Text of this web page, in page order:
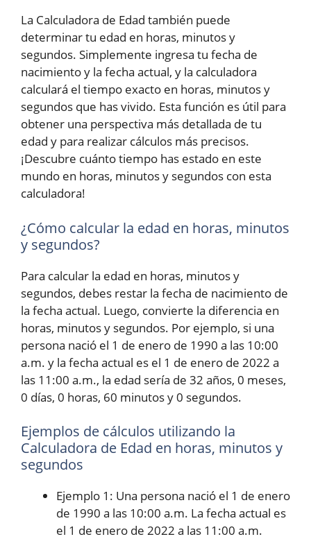
La Calculadora de Edad también puede
determinar tu edad en horas, minutos y
segundos. Simplemente ingresa tu fecha de
nacimiento y la fecha actual, y la calculadora
calculará el tiempo exacto en horas, minutos y
segundos que has vivido. Esta función es útil para
obtener una perspectiva más detallada de tu
edad y para realizar cálculos más precisos.
¡Descubre cuánto tiempo has estado en este
mundo en horas, minutos y segundos con esta
calculadora!
¿Cómo calcular la edad en horas, minutos
y segundos?
Para calcular la edad en horas, minutos y
segundos, debes restar la fecha de nacimiento de
la fecha actual. Luego, convierte la diferencia en
horas, minutos y segundos. Por ejemplo, si una
persona nació el 1 de enero de 1990 a las 10:00
a.m. y la fecha actual es el 1 de enero de 2022 a
las 11:00 a.m., la edad sería de 32 años, 0 meses,
0 días, 0 horas, 60 minutos y 0 segundos.
Ejemplos de cálculos utilizando la
Calculadora de Edad en horas, minutos y
segundos
Ejemplo 1: Una persona nació el 1 de enero
de 1990 a las 10:00 a.m. La fecha actual es
el 1 de enero de 2022 a las 11:00 a.m.